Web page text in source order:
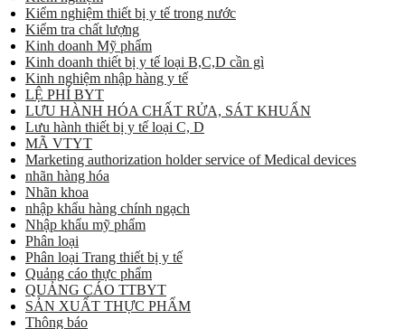
Kiểm nghiệm thiết bị y tế trong nước
Kiểm tra chất lượng
Kinh doanh Mỹ phẩm
Kinh doanh thiết bị y tế loại B,C,D cần gì
Kinh nghiệm nhập hàng y tế
LỆ PHÍ BYT
LƯU HÀNH HÓA CHẤT RỬA, SÁT KHUẨN
Lưu hành thiết bị y tế loại C, D
MÃ VTYT
Marketing authorization holder service of Medical devices
nhãn hàng hóa
Nhãn khoa
nhập khẩu hàng chính ngạch
Nhập khẩu mỹ phẩm
Phân loại
Phân loại Trang thiết bị y tế
Quảng cáo thực phẩm
QUẢNG CÁO TTBYT
SẢN XUẤT THỰC PHẨM
Thông báo